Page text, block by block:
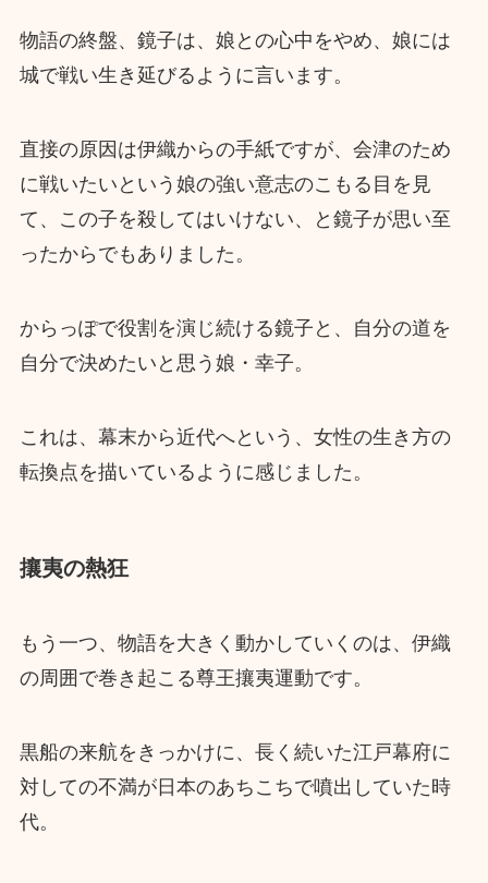
物語の終盤、鏡子は、娘との心中をやめ、娘には
城で戦い生き延びるように言います。
直接の原因は伊織からの手紙ですが、会津のため
に戦いたいという娘の強い意志のこもる目を見
て、この子を殺してはいけない、と鏡子が思い至
ったからでもありました。
からっぽで役割を演じ続ける鏡子と、自分の道を
自分で決めたいと思う娘・幸子。
これは、幕末から近代へという、女性の生き方の
転換点を描いているように感じました。
攘夷の熱狂
もう一つ、物語を大きく動かしていくのは、伊織
の周囲で巻き起こる尊王攘夷運動です。
黒船の来航をきっかけに、長く続いた江戸幕府に
対しての不満が日本のあちこちで噴出していた時
代。